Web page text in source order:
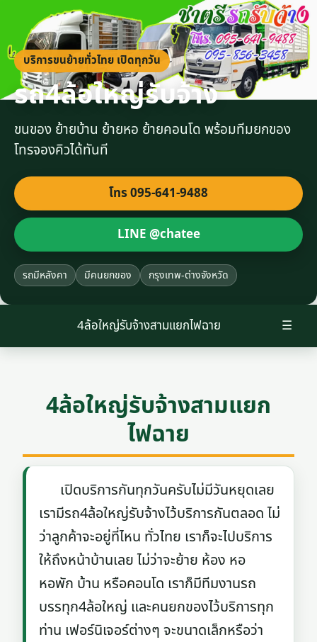
บริการขนย้ายทั่วไทย เปิดทุกวัน
รถ4ล้อใหญ่รับจ้าง
ขนของ ย้ายบ้าน ย้ายหอ ย้ายคอนโด พร้อมทีมยกของ
โทรจองคิวได้ทันที
โทร 095-641-9488
LINE @chatee
รถมีหลังคา มีคนยกของ กรุงเทพ-ต่างจังหวัด
☰
4ล้อใหญ่รับจ้างสามแยกไฟฉาย
4ล้อใหญ่รับจ้างสามแยก
ไฟฉาย
เปิดบริการกันทุกวันครับไม่มีวันหยุดเลย
เรามีรถ4ล้อใหญ่รับจ้างไว้บริการกันตลอด ไม่
ว่าลูกค้าจะอยู่ที่ไหน ทั่วไทย เราก็จะไปบริการ
ให้ถึงหน้าบ้านเลย ไม่ว่าจะย้าย ห้อง หอ
หอพัก บ้าน หรือคอนโด เราก็มีทีมงานรถ
บรรทุก4ล้อใหญ่ และคนยกของไว้บริการทุก
ท่าน เฟอร์นิเจอร์ต่างๆ จะขนาดเล็กหรือว่า